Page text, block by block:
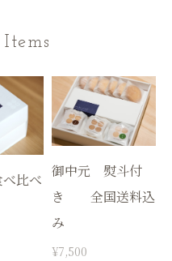
比べ 御中元 熨斗付
き 全国送料込
み
¥7,500